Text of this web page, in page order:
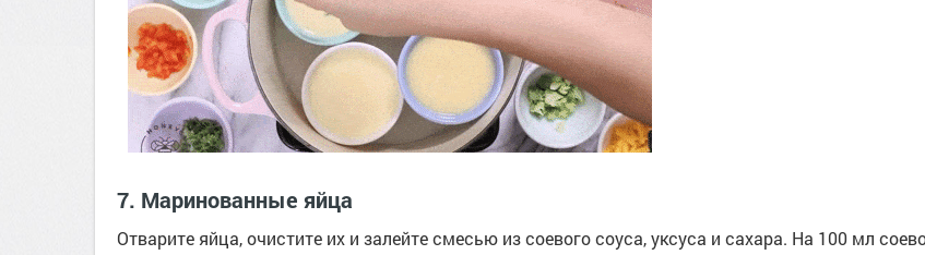
7. Маринованные яйца
Отварите яйца, очистите их и залейте смесью из соевого соуса, уксуса и сахара. На 100 мл